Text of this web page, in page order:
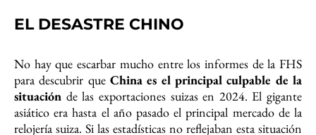
EL DESASTRE CHINO
No hay que escarbar mucho entre los informes de la FHS
para descubrir que China es el principal culpable de la
situación de las exportaciones suizas en 2024. El gigante
asiático era hasta el año pasado el principal mercado de la
relojería suiza. Si las estadísticas no reflejaban esta situación